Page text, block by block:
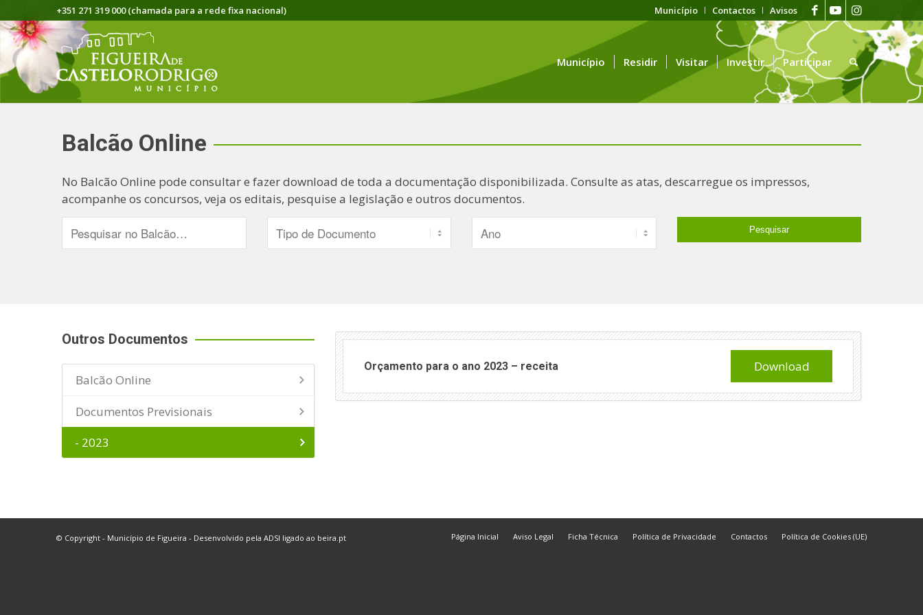
Município Contactos Avisos
+351 271 319 000 (chamada para a rede fixa nacional)
Município Residir Visitar Investir Participar
Balcão Online
No Balcão Online pode consultar e fazer download de toda a documentação disponibilizada. Consulte as atas, descarregue os impressos,
acompanhe os concursos, veja os editais, pesquise a legislação e outros documentos.
Outros Documentos
Balcão Online
Documentos Previsionais
- 2023
Orçamento para o ano 2023 – receita Download
© Copyright - Município de Figueira - Desenvolvido pela ADSI ligado ao beira.pt Página Inicial Aviso Legal Ficha Técnica Política de Privacidade Contactos Política de Cookies (UE)